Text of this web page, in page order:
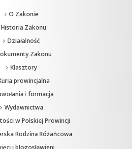
O Zakonie
Historia Zakonu
Działalność
Zakonu
Klasztory
prowincjalna
i formacja
Wydawnictwa
w Polskiej Prowincji
Rodzina Różańcowa